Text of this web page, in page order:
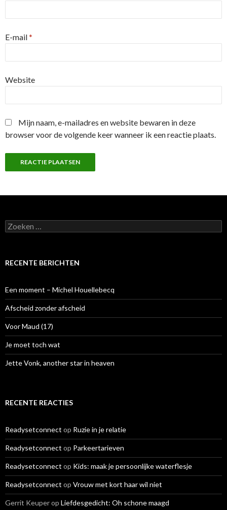
E-mail*
Website
Mijn naam, e-mailadres en website bewaren in deze
browser voor de volgende keer wanneer ik een reactie plaats.
Z
o
e
a
a
r
:
RECENTE BERICHTEN
Een moment – Michel Houellebecq
Afscheid zonder afscheid
Voor Maud (17)
Je moet toch wat
Jette Vonk, another star in heaven
RECENTE REACTIES
Readysetconnect op Ruzie in je relatie
Readysetconnect op Parkeertarieven
Readysetconnect op Kids: maak je persoonlijke waterflesje
Readysetconnect op Vrouw met kort haar wil niet
Gerrit Keuperop Liefdesgedicht: Oh schone maagd